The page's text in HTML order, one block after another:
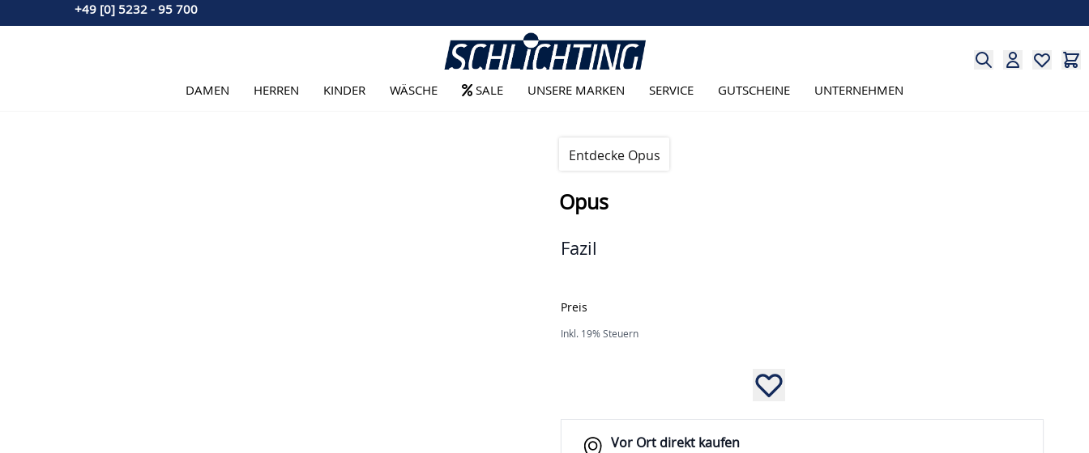
+49 [0] 5232 - 95 700
DAMEN HERREN KINDER WÄSCHE SALE UNSERE MARKEN SERVICE GUTSCHEINE UNTERNEHMEN
Entdecke Opus
Opus
Fazil
Preis
Inkl. 19% Steuern
Vor Ort direkt kaufen